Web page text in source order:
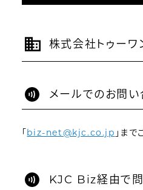
株式会社トゥー
メールでのお問い
「biz-net@kjc.co.jp 」まで
KJC Biz経由で